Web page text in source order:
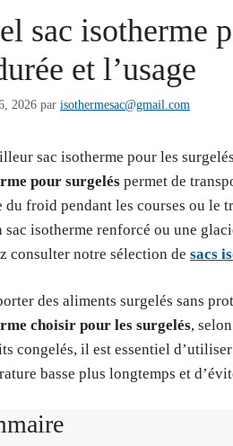
sac isotherme
et l’usage
2026 par isothermesac@gmail.com
sac isotherme pour les
pour surgelés permet de
du froid pendant les courses ou le
sac isotherme renforcé ou une
consulter notre sélection de sacs
des aliments surgelés sans
choisir pour les surgelés,
congelés, il est essentiel
basse plus longtemps et